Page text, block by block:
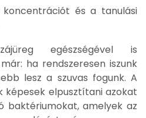
és a tanulási
egészségével is
ha rendszeresen iszunk
lesz a szuvas fogunk. A
képesek elpusztítani azokat
baktériumokat, amelyek az